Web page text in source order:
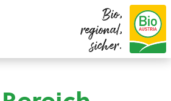
Bio,
regional,
sicher.